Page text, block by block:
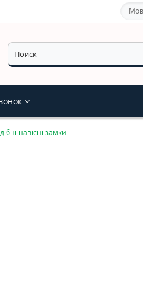
навісні замки